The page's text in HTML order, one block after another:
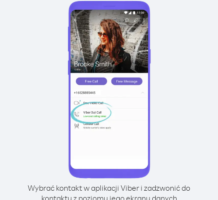
Wybrać kontakt w aplikacji Viber i zadzwonić do
kontaktu z poziomu jego ekranu danych